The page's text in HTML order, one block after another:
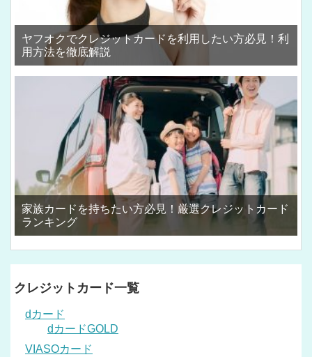
ヤフオクでクレジットカードを利用したい方必見！利
用方法を徹底解説
家族カードを持ちたい方必見！厳選クレジットカード
ランキング
クレジットカード一覧
dカード
dカードGOLD
VIASOカード